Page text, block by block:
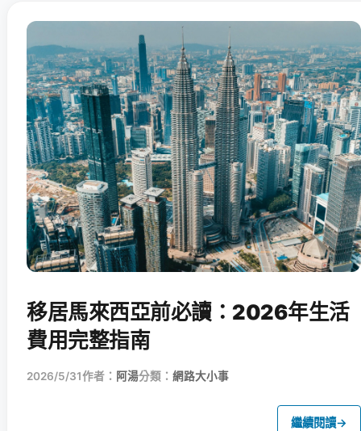
移居馬來西亞前必讀：2026年生活
費用完整指南
2026/5/31作者： 阿湯分類： 網路大小事
繼續閱讀→